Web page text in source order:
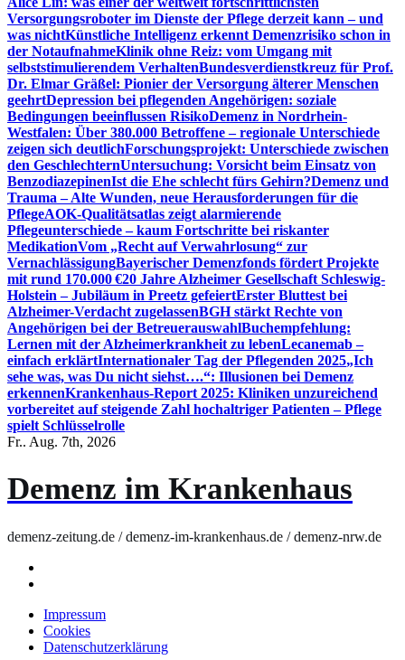
Versorgungsroboter im Dienste der Pflege derzeit kann – und
was nichtKünstliche Intelligenz erkennt Demenzrisiko schon in
der NotaufnahmeKlinik ohne Reiz: vom Umgang mit
selbststimulierendem VerhaltenBundesverdienstkreuz für Prof.
Dr. Elmar Gräßel: Pionier der Versorgung älterer Menschen
geehrtDepression bei pflegenden Angehörigen: soziale
Bedingungen beeinflussen RisikoDemenz in Nordrhein-
Westfalen: Über 380.000 Betroffene – regionale Unterschiede
zeigen sich deutlichForschungsprojekt: Unterschiede zwischen
den GeschlechternUntersuchung: Vorsicht beim Einsatz von
BenzodiazepinenIst die Ehe schlecht fürs Gehirn?Demenz und
Trauma – Alte Wunden, neue Herausforderungen für die
PflegeAOK-Qualitätsatlas zeigt alarmierende
Pflegeunterschiede – kaum Fortschritte bei riskanter
MedikationVom „Recht auf Verwahrlosung“ zur
VernachlässigungBayerischer Demenzfonds fördert Projekte
mit rund 170.000 €20 Jahre Alzheimer Gesellschaft Schleswig-
Holstein – Jubiläum in Preetz gefeiertErster Bluttest bei
Alzheimer-Verdacht zugelassenBGH stärkt Rechte von
Angehörigen bei der BetreuerauswahlBuchempfehlung:
Lernen mit der Alzheimerkrankheit zu lebenLecanemab –
einfach erklärtInternationaler Tag der Pflegenden 2025„Ich
sehe was, was Du nicht siehst….“: Illusionen bei Demenz
erkennenKrankenhaus-Report 2025: Kliniken unzureichend
vorbereitet auf steigende Zahl hochaltriger Patienten – Pflege
spielt Schlüsselrolle
Fr.. Aug. 7th, 2026
Demenz im Krankenhaus
demenz-zeitung.de / demenz-im-krankenhaus.de / demenz-nrw.de
Impressum
Cookies
Datenschutzerklärung